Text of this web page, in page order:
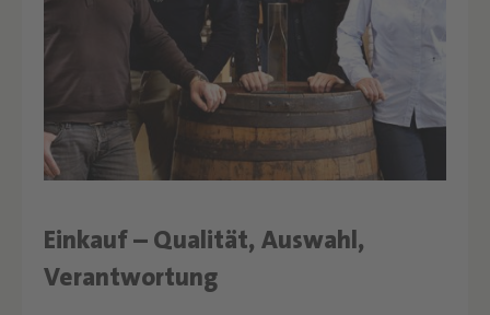
Text überspringen
Einkauf – Qualität, Auswahl,
Verantwortung